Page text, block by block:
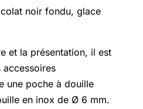
noir fondu, glace
et la présentation, il est
accessoires
une poche à douille
en inox de Ø 6 mm.